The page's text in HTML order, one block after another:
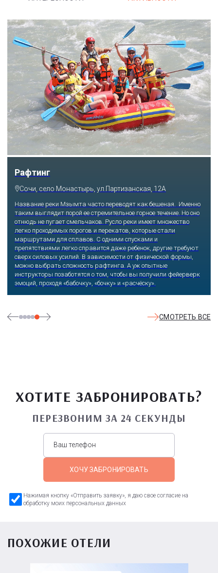
Рафтинг
Сочи, село Монастырь, ул.Партизанская, 12А
Название реки Мзымта часто переводят как бешеная. Именно
таким выглядит порой ее стремительное горное течение. Но оно
отнюдь не пугает смельчаков. Русло реки имеет множество
легко проходимых порогов и перекатов, которые стали
маршрутами для сплавов. С одними спусками и
препятствиями легко справится даже ребенок, другие требуют
сверх силовых усилий. В зависимости от физической формы,
можно выбрать сложность рафтинга. А уж опытные
инструкторы позаботятся о том, чтобы вы получили фейерверк
эмоций, проходя «бабочку», «бочку» и «расчёску».
СМОТРЕТЬ ВСЕ
ХОТИТЕ ЗАБРОНИРОВАТЬ?
ПЕРЕЗВОНИМ ЗА 24 СЕКУНДЫ
ХОЧУ ЗАБРОНИРОВАТЬ
Нажимая кнопку «Отправить заявку», я даю свое согласие на
обработку моих персональных данных
ПОХОЖИЕ ОТЕЛИ